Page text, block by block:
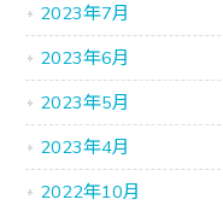
2023年7月
2023年6月
2023年5月
2023年4月
2022年10月